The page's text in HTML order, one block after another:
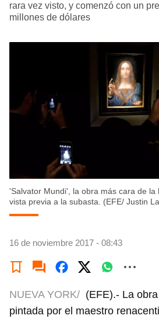
rara vez visto, y comenzó con un
millones de dólares
'Salvator Mundi', la obra más cara de la
vista previa a la subasta. (EFE/ Justin
16 de noviembre 2017 - 08:43
NUEVA YORK/ (EFE).- La obra
pintada por el maestro